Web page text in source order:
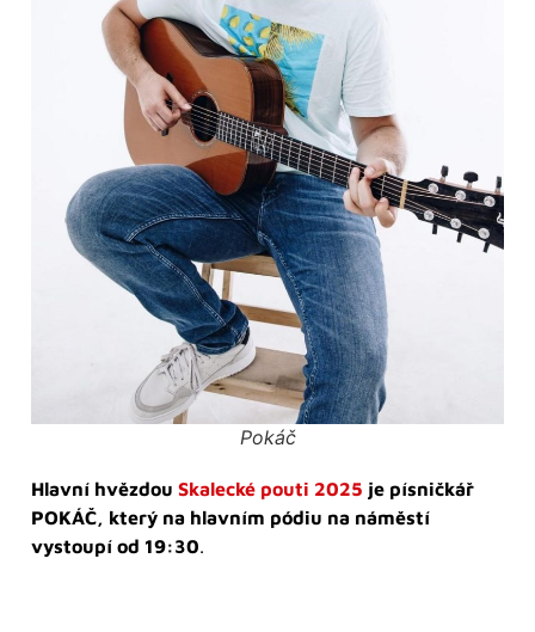
Pokáč
Hlavní hvězdou Skalecké pouti 2025 je písničkář
POKÁČ, který na hlavním pódiu na náměstí
vystoupí od 19:30.